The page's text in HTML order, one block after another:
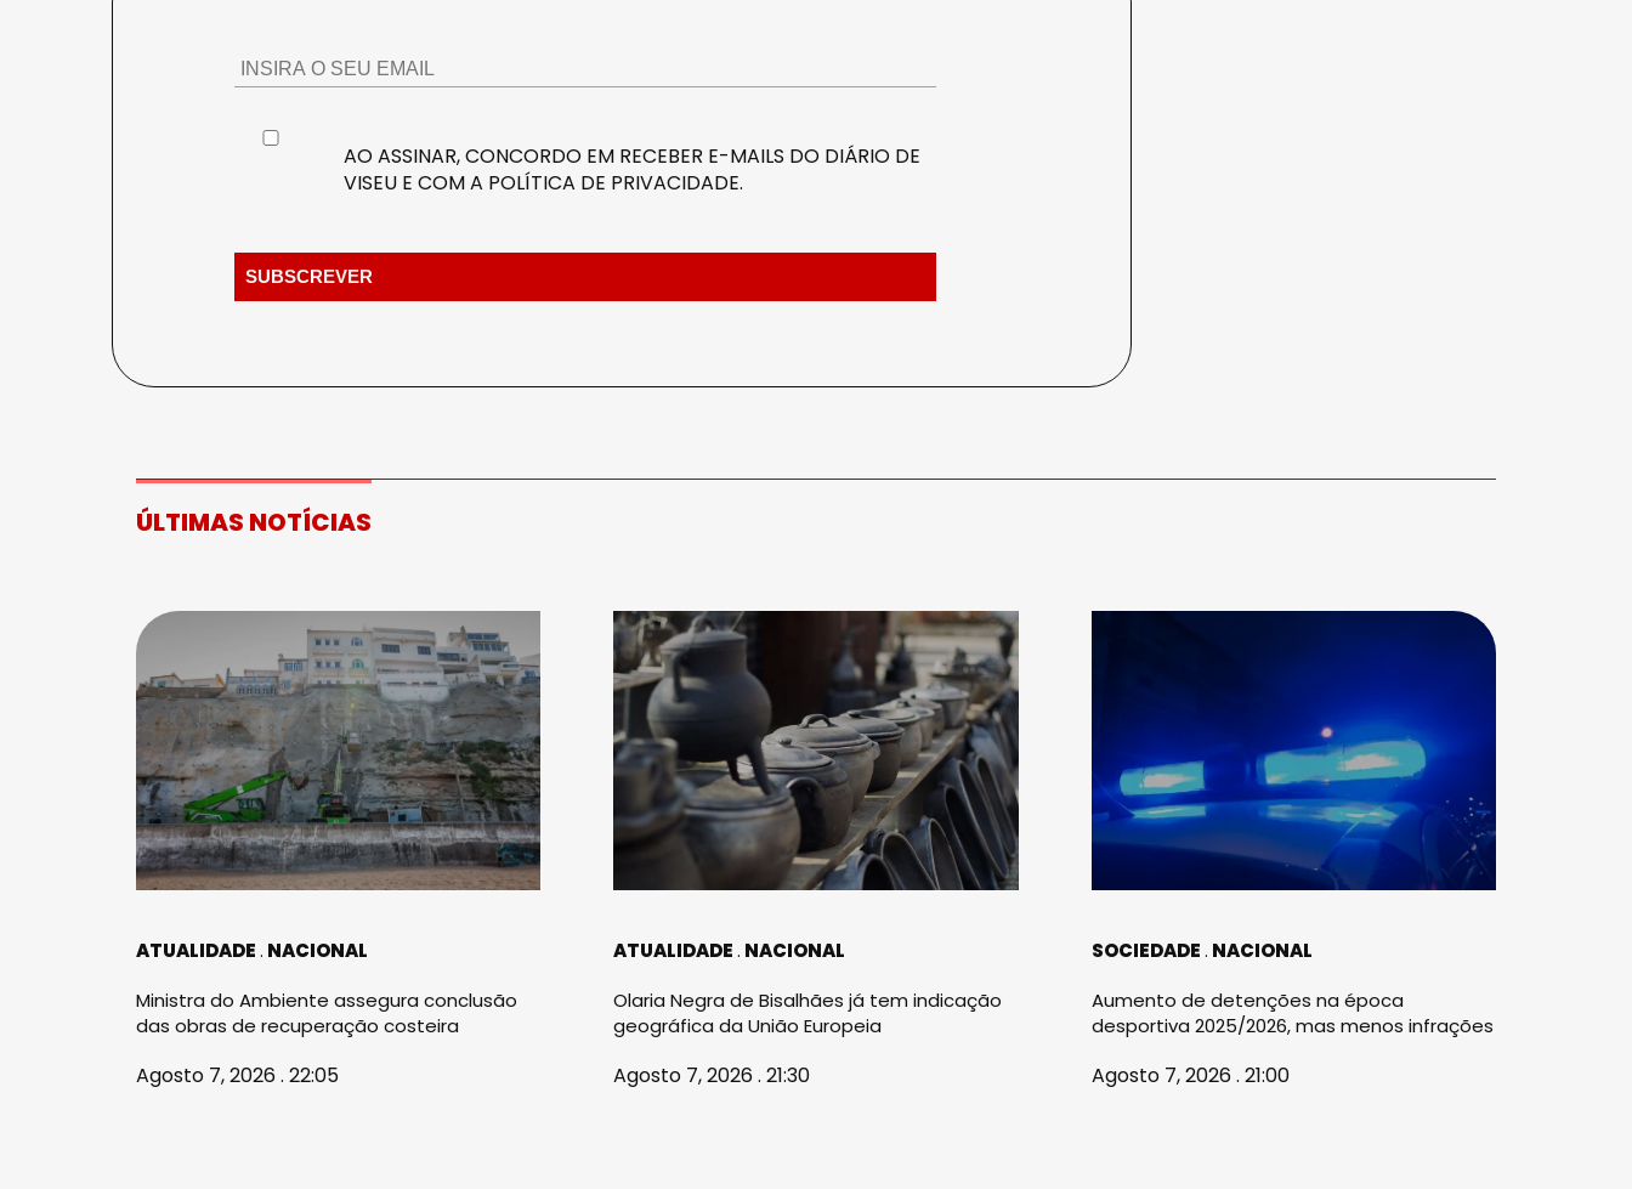
AO ASSINAR, CONCORDO EM RECEBER E-MAILS DO DIÁRIO DE
VISEU E COM A POLÍTICA DE PRIVACIDADE.
ÚLTIMAS NOTÍCIAS
ATUALIDADE NACIONAL
Ministra do Ambiente assegura conclusão
das obras de recuperação costeira
Agosto 7, 2026 . 22:05
ATUALIDADE NACIONAL
Olaria Negra de Bisalhães já tem indicação
geográfica da União Europeia
Agosto 7, 2026 . 21:30
SOCIEDADE NACIONAL
Aumento de detenções na época
desportiva 2025/2026, mas menos infrações
Agosto 7, 2026 . 21:00